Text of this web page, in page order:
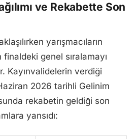
ve Rekabette Son
yarışmacıların
finaldeki genel sıralamayı
Kayınvalidelerin verdiği
2026 tarihli Gelinim
rekabetin geldiği son
yansıdı: